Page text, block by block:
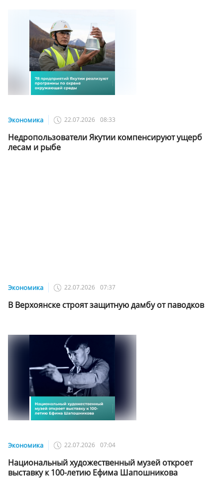
Экономика 22.07.2026 08:33
Недропользователи Якутии компенсируют ущерб
лесам и рыбе
Экономика 22.07.2026 07:37
В Верхоянске строят защитную дамбу от паводков
Экономика 22.07.2026 07:04
Национальный художественный музей откроет
выставку к 100-летию Ефима Шапошникова